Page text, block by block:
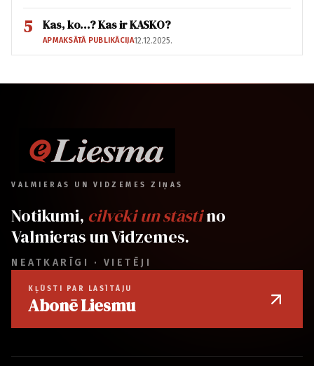
5 Kas, ko…? Kas ir KASKO?
APMAKSĀTĀ PUBLIKĀCIJA12.12.2025.
VALMIERAS UN VIDZEMES ZIŅAS
Notikumi, cilvēki un stāstino
Valmieras un Vidzemes.
NEATKARĪGI · VIETĒJI
KĻŪSTI PAR LASĪTĀJU
Abonē Liesmu